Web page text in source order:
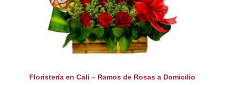
Floristería en Cali – Ramos de Rosas a Domicilio